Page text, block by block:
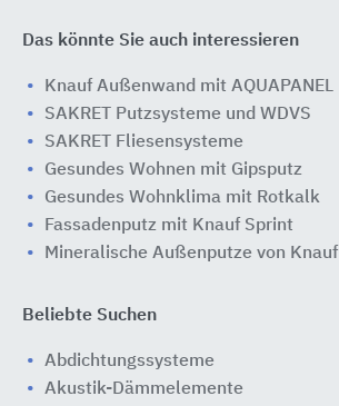
Das könnte Sie auch interessieren
Knauf Außenwand mit AQUAPANEL
SAKRET Putzsysteme und WDVS
SAKRET Fliesensysteme
Gesundes Wohnen mit Gipsputz
Gesundes Wohnklima mit Rotkalk
Fassadenputz mit Knauf Sprint
Mineralische Außenputze von Knauf
Beliebte Suchen
Abdichtungssysteme
Akustik-Dämmelemente